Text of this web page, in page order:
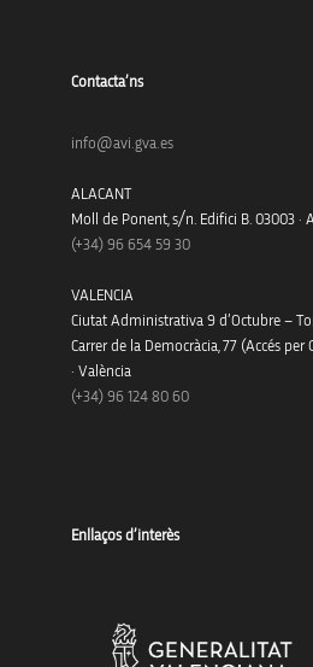
Contacta’ns
info@avi.gva.es
ALACANT
Moll de Ponent, s/n. Edifici B. 03003 ·
(+34) 96 654 59 30
VALENCIA
Ciutat Administrativa 9 d’Octubre –
Carrer de la Democràcia, 77 (Accés per
· València
(+34) 96 124 80 60
Enllaços d’interès